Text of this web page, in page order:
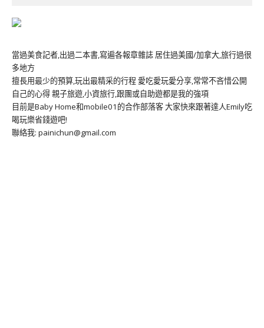
當過美食記者,出過二本書,寫遍各報章雜誌 居住過美國/加拿大,旅行過很
多地方
擅長用最少的預算,玩出最精采的行程 愛吃愛玩愛分享,常常不吝惜公開
自己的心得 親子旅遊,小資旅行,跟團或自助遊都是我的強項
目前是Baby Home和mobile01的合作部落客 大家快來跟著達人Emily吃
喝玩樂省錢遊吧!
聯絡我: painichun@gmail.com